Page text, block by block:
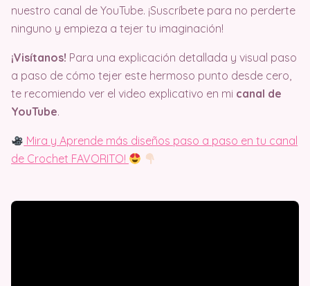
nuestro canal de YouTube. ¡Suscríbete para no perderte
ninguno y empieza a tejer tu imaginación!
¡Visítanos! Para una explicación detallada y visual paso
a paso de cómo tejer este hermoso punto desde cero,
te recomiendo ver el video explicativo en mi canal de
YouTube.
Mira y Aprende más diseños paso a paso en tu canal
de Crochet FAVORITO!